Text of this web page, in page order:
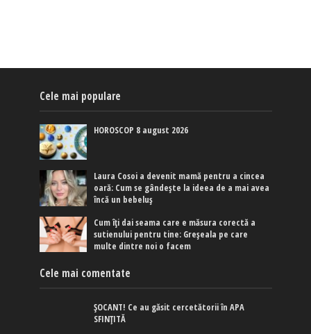
Cele mai populare
HOROSCOP 8 august 2026
Laura Cosoi a devenit mamă pentru a cincea
oară: Cum se gândește la ideea de a mai avea
încă un bebeluș
Cum îți dai seama care e măsura corectă a
sutienului pentru tine: Greșeala pe care
multe dintre noi o facem
Cele mai comentate
ȘOCANT! Ce au găsit cercetătorii în APA
SFINȚITĂ